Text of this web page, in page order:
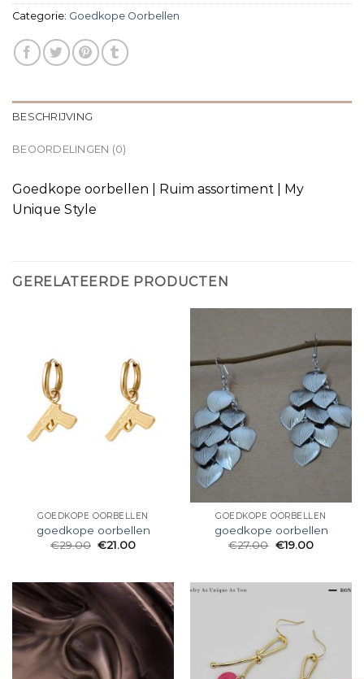
Categorie: Goedkope Oorbellen
BESCHRIJVING
BEOORDELINGEN (0)
Goedkope oorbellen | Ruim assortiment | My
Unique Style
GERELATEERDE PRODUCTEN
GOEDKOPE OORBELLEN
goedkope oorbellen
€29.00 €21.00
GOEDKOPE OORBELLEN
goedkope oorbellen
€27.00 €19.00